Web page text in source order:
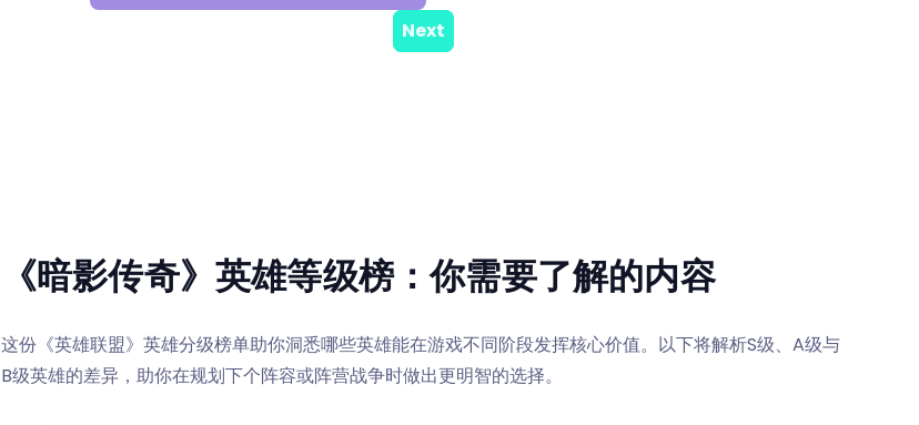
《暗影传奇》英雄等级榜：你需要了解的内容
这份《英雄联盟》英雄分级榜单助你洞悉哪些英雄能在游戏不同阶段发挥核心价值。以下将解析S级、A级与
B级英雄的差异，助你在规划下个阵容或阵营战争时做出更明智的选择。